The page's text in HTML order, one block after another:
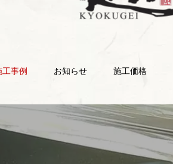
工事例 お知らせ 施工価格